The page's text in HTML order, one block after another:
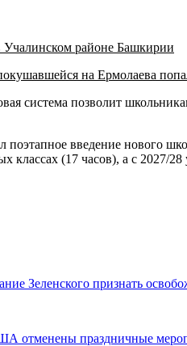
Учалинском районе Башкирии
на Ермолаева
система позволит
введение нового
классах (17 часов), а с 2027/
Зеленского признать
отменены праздничные